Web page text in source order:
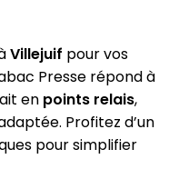
Villejuif pour vos
Presse répond à
en points relais,
Profitez d’un
pour simplifier